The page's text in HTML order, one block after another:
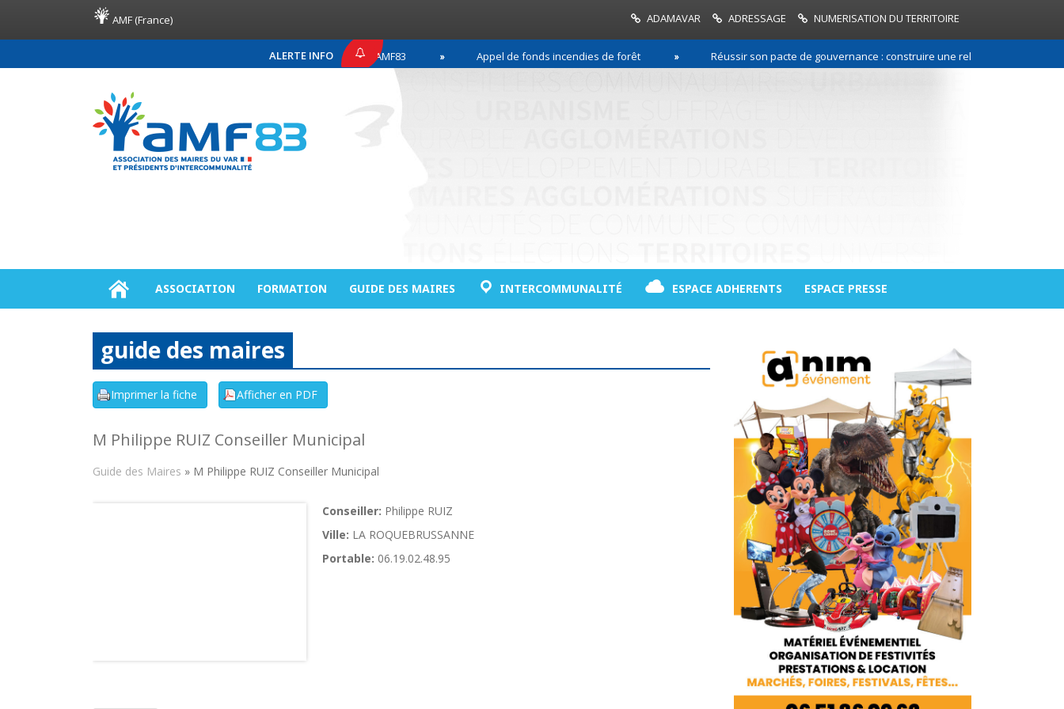
AMF (France) ADAMAVAR ADRESSAGE NUMERISATION DU TERRITOIRE
ALERTE INFO
COMMUNIQUÉ DE PRESSE AMF83 Appel de fonds incendies de forêt Réussir son pacte de gouvernance : construire une relation de confiance entre
ASSOCIATION FORMATION GUIDE DES MAIRES INTERCOMMUNALITÉ ESPACE ADHERENTS ESPACE PRESSE
guide des maires
M Philippe RUIZ Conseiller Municipal
Guide des Maires » M Philippe RUIZ Conseiller Municipal
Conseiller: Philippe RUIZ
Ville: LA ROQUEBRUSSANNE
Portable: 06.19.02.48.95